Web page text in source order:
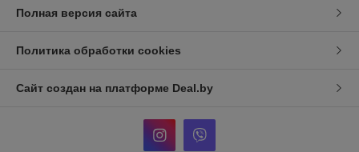
Полная версия сайта
Политика обработки cookies
Сайт создан на платформе Deal.by